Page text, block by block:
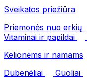
Sveikatos priežiūra
Priemonės nuo erkių
Vitaminai ir papildai
Kelionėms ir namams
Dubenėliai
Guoliai